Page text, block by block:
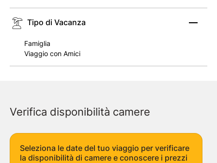
Verifica disponibilità camere
Seleziona le date del tuo viaggio per verificare
la disponibilità di camere e conoscere i prezzi
Tipo di Vacanza
Famiglia
Viaggio con Amici